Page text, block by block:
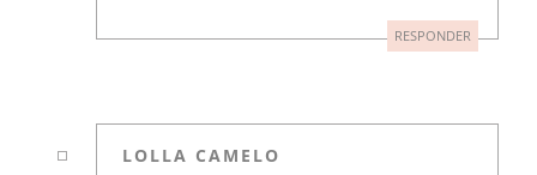
RESPONDER
LOLLA CAMELO